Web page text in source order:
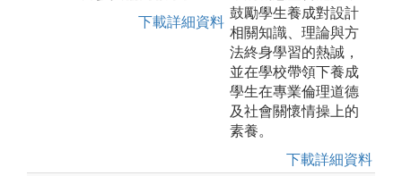
下載詳細資料
鼓勵學生養成對設計
相關知識、理論與方
法終身學習的熱誠，
並在學校帶領下養成
學生在專業倫理道德
及社會關懷情操上的
素養。
下載詳細資料